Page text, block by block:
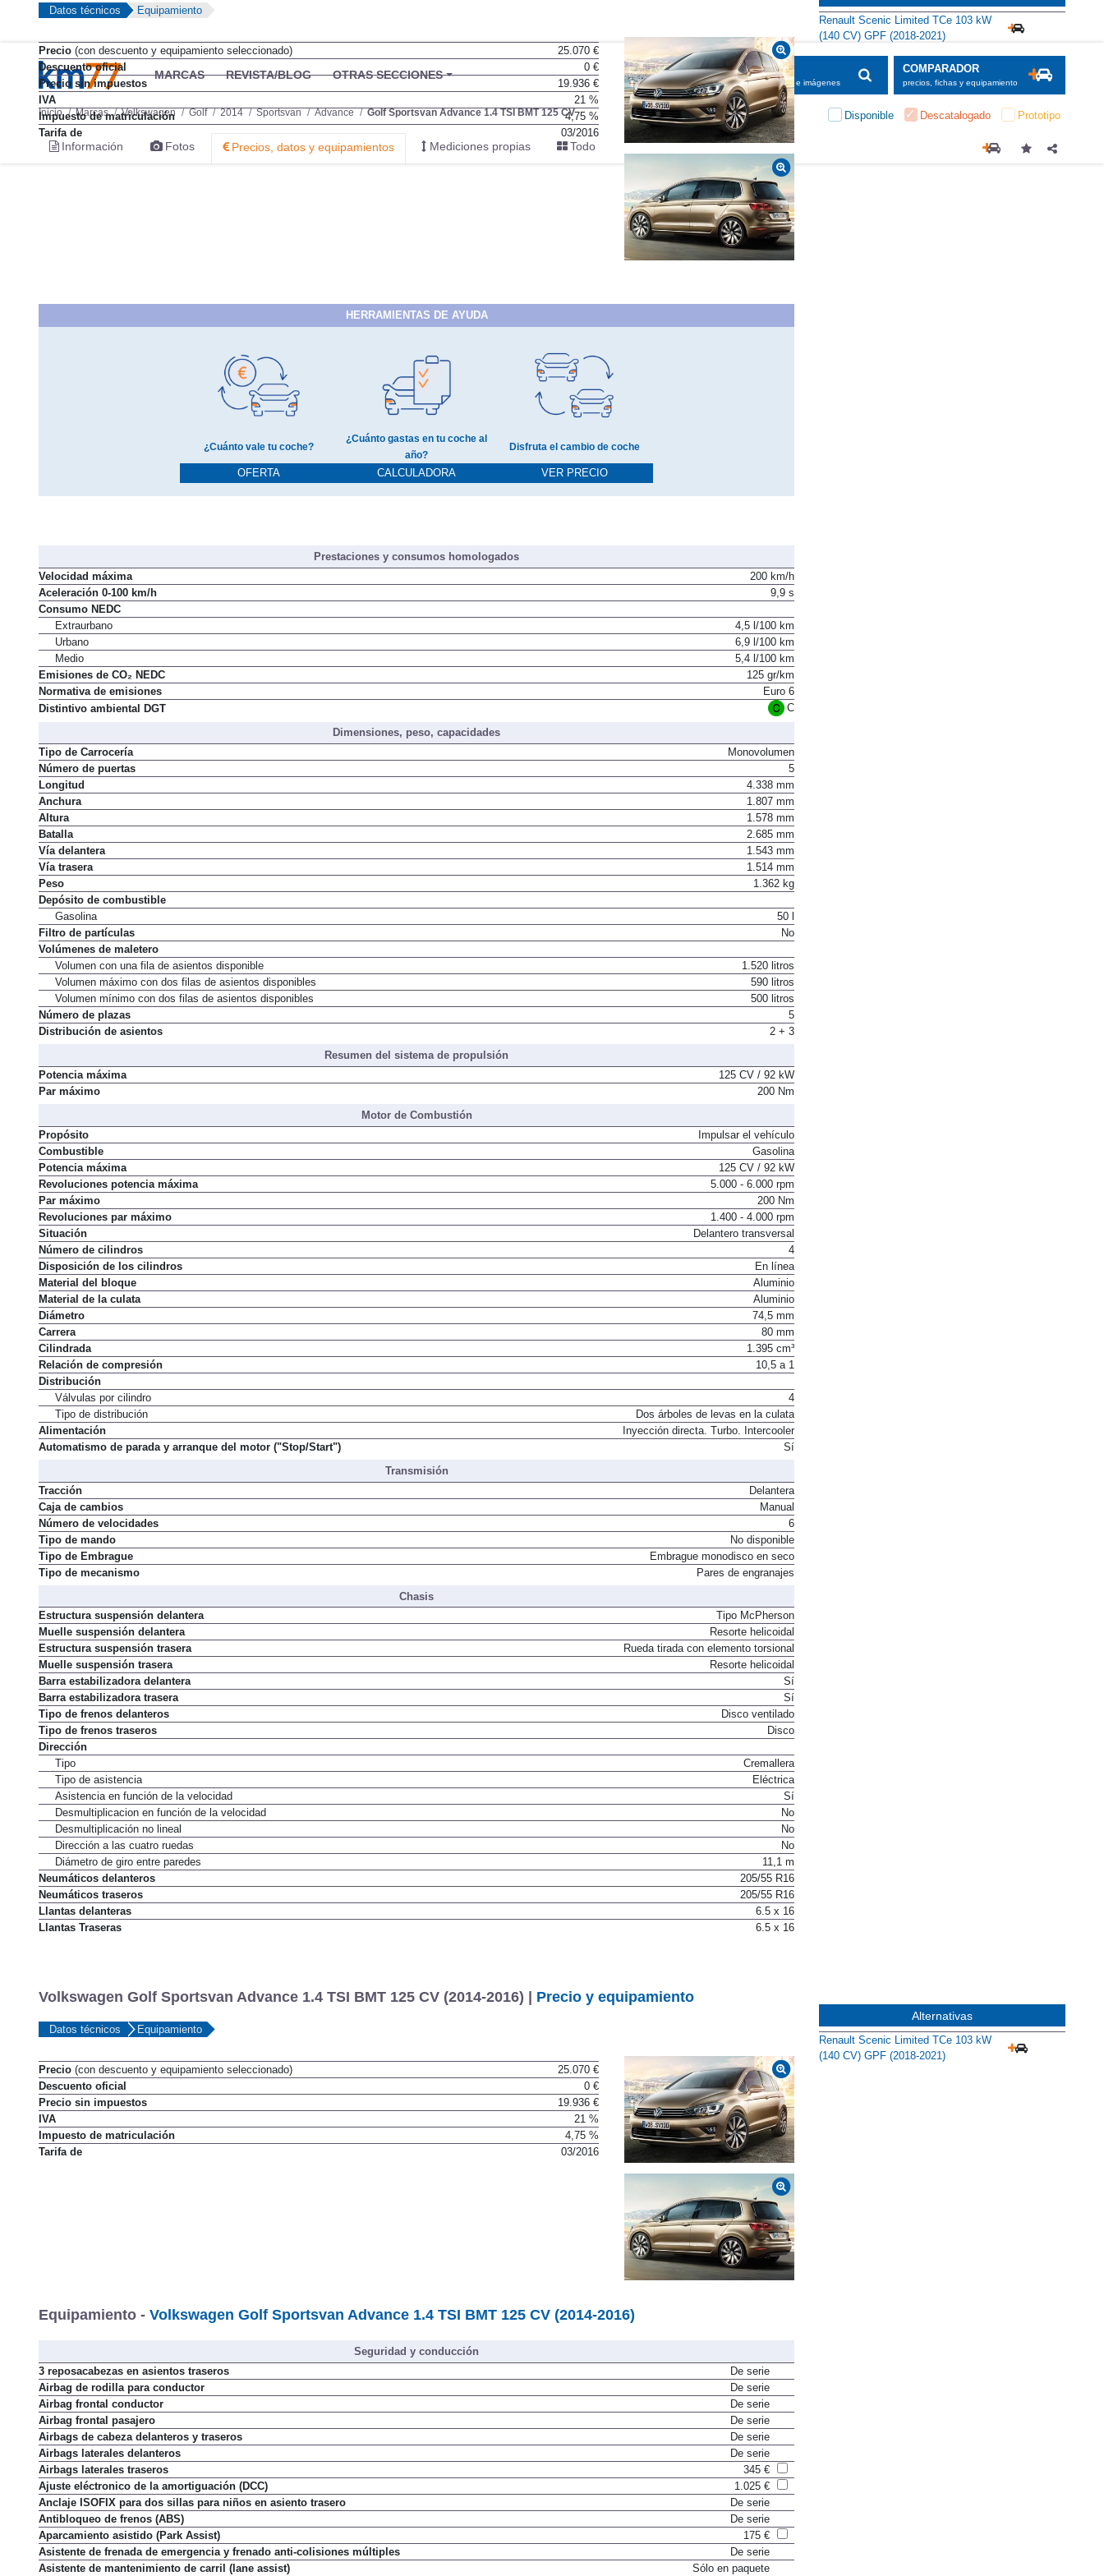
Precio(con descuento y equipamiento seleccionado)
25.070 €
Descuento oficial
0 €
Precio sin impuestos
19.936 €
IVA
21 %
Impuesto de matriculación
4,75 %
Tarifa de
03/2016
HERRAMIENTAS DE AYUDA
OFERTA
¿Cuánto gastas en tu coche al
año?
CALCULADORA VER PRECIO
Prestaciones y consumos homologados
Velocidad máxima
200 km/h
Aceleración 0-100 km/h
Consumo NEDC
Extraurbano
4,5 l/100 km
Urbano
6,9 l/100 km
Medio
5,4 l/100 km
Emisiones de CO₂ NEDC
125 gr/km
Normativa de emisiones
Euro 6
Dimensiones, peso, capacidades
Tipo de Carrocería
Monovolumen
Número de puertas
5
Longitud
4.338 mm
Anchura
1.807 mm
Altura
1.578 mm
Batalla
2.685 mm
Vía delantera
1.543 mm
Vía trasera
1.514 mm
Peso
Depósito de combustible
Gasolina
50 l
Filtro de partículas
Volúmenes de maletero
Volumen con una fila de asientos disponible
1.520 litros
Volumen máximo con dos filas de asientos disponibles
590 litros
Volumen mínimo con dos filas de asientos disponibles
500 litros
Número de plazas
5
Resumen del sistema de propulsión
Potencia máxima
125 CV / 92 kW
Motor de Combustión
Propósito
Impulsar el vehículo
Combustible
Gasolina
Potencia máxima
125 CV / 92 kW
Revoluciones potencia máxima
5.000 - 6.000 rpm
Par máximo
200 Nm
Revoluciones par máximo
1.400 - 4.000 rpm
Situación
Delantero transversal
Número de cilindros
4
Disposición de los cilindros
En línea
Material del bloque
Aluminio
Material de la culata
Aluminio
Diámetro
74,5 mm
Carrera
80 mm
Cilindrada
1.395 cm³
Relación de compresión
Distribución
Válvulas por cilindro
4
Tipo de distribución
Dos árboles de levas en la culata
Alimentación
Inyección directa. Turbo. Intercooler
Transmisión
Tracción
Delantera
Caja de cambios
Manual
Número de velocidades
6
Tipo de mando
No disponible
Tipo de Embrague
Embrague monodisco en seco
Chasis
Estructura suspensión delantera
Tipo McPherson
Muelle suspensión delantera
Resorte helicoidal
Estructura suspensión trasera
Rueda tirada con elemento torsional
Muelle suspensión trasera
Resorte helicoidal
Barra estabilizadora delantera
Sí
Barra estabilizadora trasera
Sí
Tipo de frenos delanteros
Disco ventilado
Tipo de frenos traseros
Dirección
Tipo
Cremallera
Tipo de asistencia
Eléctrica
Asistencia en función de la velocidad
Sí
Desmultiplicacion en función de la velocidad
No
Desmultiplicación no lineal
No
Dirección a las cuatro ruedas
No
Diámetro de giro entre paredes
11,1 m
Neumáticos delanteros
205/55 R16
Neumáticos traseros
205/55 R16
Llantas delanteras
6.5 x 16
Alternativas
Renault Scenic Limited TCe 103 kW
Volkswagen Golf Sportsvan Advance 1.4 TSI BMT 125 CV (2014-2016) | Precio y equipamiento
Precio(con descuento y equipamiento seleccionado)
25.070 €
Descuento oficial
0 €
Precio sin impuestos
19.936 €
IVA
21 %
Impuesto de matriculación
4,75 %
Equipamiento - Volkswagen Golf Sportsvan Advance 1.4 TSI BMT 125 CV (2014-2016)
Seguridad y conducción
3 reposacabezas en asientos traseros
De serie
Airbag de rodilla para conductor
De serie
Airbag frontal conductor
De serie
Airbag frontal pasajero
De serie
Airbags de cabeza delanteros y traseros
De serie
Airbags laterales delanteros
De serie
Airbags laterales traseros
345 €
Ajuste eléctronico de la amortiguación (DCC)
1.025 €
Anclaje ISOFIX para dos sillas para niños en asiento trasero
De serie
Antibloqueo de frenos (ABS)
De serie
Aparcamiento asistido (Park Assist)
175 €
Asistente de frenada de emergencia y frenado anti-colisiones múltiples
De serie
Alternativas
Renault Scenic Limited TCe 103 kW